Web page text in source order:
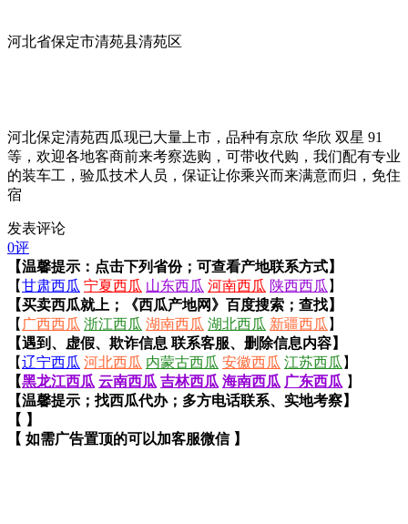
河北省保定市清苑县清苑区
河北保定清苑西瓜现已大量上市，品种有京欣 华欣 双星 91
等，欢迎各地客商前来考察选购，可带收代购，我们配有专业
的装车工，验瓜技术人员，保证让你乘兴而来满意而归，免住
宿
发表评论
0评
【温馨提示：点击下列省份；可查看产地联系方式】
【甘肃西瓜 宁夏西瓜 山东西瓜 河南西瓜 陕西西瓜 】
【买卖西瓜就上；《西瓜产地网》百度搜索；查找】
【 广西西瓜 浙江西瓜 湖南西瓜 湖北西瓜 新疆西瓜 】
【遇到、虚假、欺诈信息 联系客服、删除信息内容】
【辽宁西瓜 河北西瓜 内蒙古西瓜 安徽西瓜 江苏西瓜 】
【黑龙江西瓜 云南西瓜 吉林西瓜 海南西瓜 广东西瓜 】
【温馨提示；找西瓜代办；多方电话联系、实地考察】
【 】
【 如需广告置顶的可以加客服微信 】